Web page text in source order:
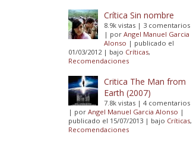
Crítica Sin nombre
8.9k vistas | 3 comentarios
| porAngel Manuel Garcia
Alonso | publicado el
01/03/2012| bajo Críticas,
Recomendaciones
Critica The Man from
Earth (2007)
7.8k vistas |4 comentarios
| porAngel Manuel Garcia Alonso |
publicado el 15/07/2013 | bajo Críticas,
Recomendaciones